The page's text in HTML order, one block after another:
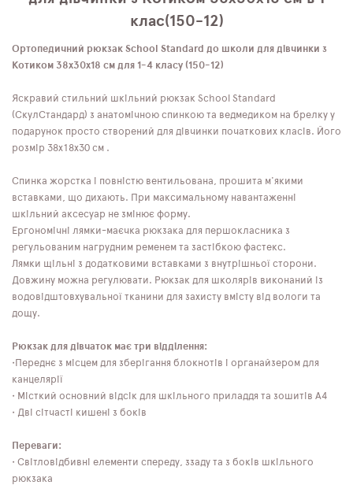
клас(150-12)
Ортопедичний рюкзак School Standard до школи для дівчинки з
Котиком 38х30х18 см для 1-4 класу (150-12)
Яскравий стильний шкільний рюкзак School Standard
(СкулСтандард) з анатомічною спинкою та ведмедиком на брелку у
подарунок просто створений для дівчинки початкових класів. Його
розмір 38х18х30 см .
Спинка жорстка і повністю вентильована, прошита м'якими
вставками, що дихають. При максимальному навантаженні
шкільний аксесуар не змінює форму.
Ергономічні лямки-маєчка рюкзака для першокласника з
регульованим нагрудним ременем та застібкою фастекс.
Лямки щільні з додатковими вставками з внутрішньої сторони.
Довжину можна регулювати. Рюкзак для школярів виконаний із
водовідштовхувальної тканини для захисту вмісту від вологи та
дощу.
Рюкзак для дівчаток має три відділення:
•Переднє з місцем для зберігання блокнотів і органайзером для
канцелярії
• Місткий основний відсік для шкільного приладдя та зошитів А4
• Дві сітчасті кишені з боків
Переваги:
• Світловідбивні елементи спереду, ззаду та з боків шкільного
рюкзака